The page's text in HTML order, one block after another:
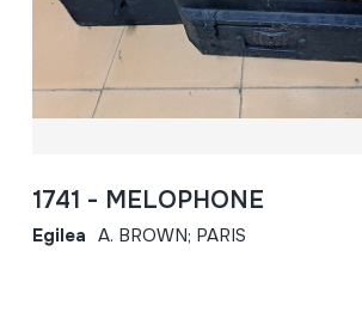
1741 - MELOPHONE
Egilea A. BROWN; PARIS